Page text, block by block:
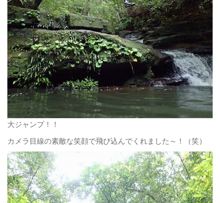
大ジャンプ！！
カメラ目線の素敵な笑顔で飛び込んでくれました～！（笑）